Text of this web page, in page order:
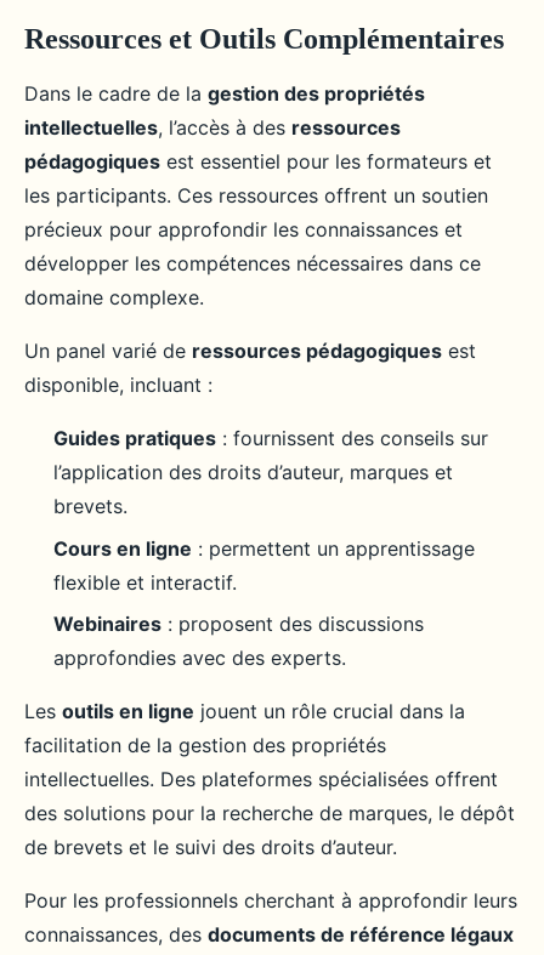
Ressources et Outils Complémentaires
Dans le cadre de la gestion des propriétés
intellectuelles, l’accès à des ressources
pédagogiques est essentiel pour les formateurs et
les participants. Ces ressources offrent un soutien
précieux pour approfondir les connaissances et
développer les compétences nécessaires dans ce
domaine complexe.
Un panel varié de ressources pédagogiques est
disponible, incluant :
Guides pratiques : fournissent des conseils sur
l’application des droits d’auteur, marques et
brevets.
Cours en ligne : permettent un apprentissage
flexible et interactif.
Webinaires : proposent des discussions
approfondies avec des experts.
Les outils en ligne jouent un rôle crucial dans la
facilitation de la gestion des propriétés
intellectuelles. Des plateformes spécialisées offrent
des solutions pour la recherche de marques, le dépôt
de brevets et le suivi des droits d’auteur.
Pour les professionnels cherchant à approfondir leurs
connaissances, des documents de référence légaux